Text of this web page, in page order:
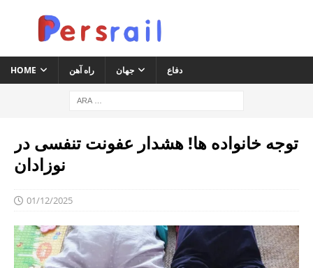
HOME راه آهن جهان دفاع
توجه خانواده ها! هشدار عفونت تنفسی در
نوزادان
01/12/2025